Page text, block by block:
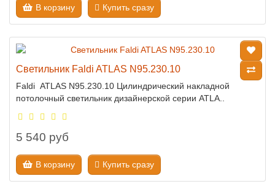
В корзину Купить сразу
Светильник Faldi ATLAS N95.230.10
Faldi ATLAS N95.230.10 Цилиндрический накладной
потолочный светильник дизайнерской серии ATLA..
5 540 руб
В корзину Купить сразу